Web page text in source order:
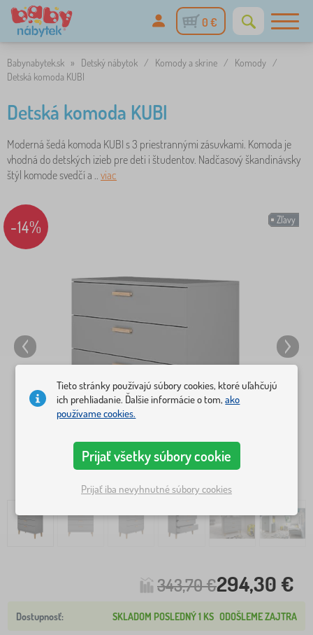
0 €
Babynabytek.sk » Detský nábytok / Komody a skrine / Komody /
Detská komoda KUBI
Detská komoda KUBI
Moderná šedá komoda KUBI s 3 priestrannými zásuvkami. Komoda je
vhodná do detských izieb pre deti i študentov. Nadčasový škandinávsky
štýl komode svedčí a .. viac
Zľavy
-14%
343,70 €294,30 €
SKLADOM POSLEDNÝ 1 KS ODOŠLEME ZAJTRA
Tieto stránky používajú súbory cookies, ktoré uľahčujú
ich prehliadanie. Ďalšie informácie o tom,ako
používame cookies.
Prijať všetky súbory cookie
Prijať iba nevyhnutné súbory cookies